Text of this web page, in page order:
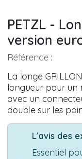
PETZL -
version
Référence :
La longe
longueur pour un
avec un
double sur les
L'avis des
Essentiel